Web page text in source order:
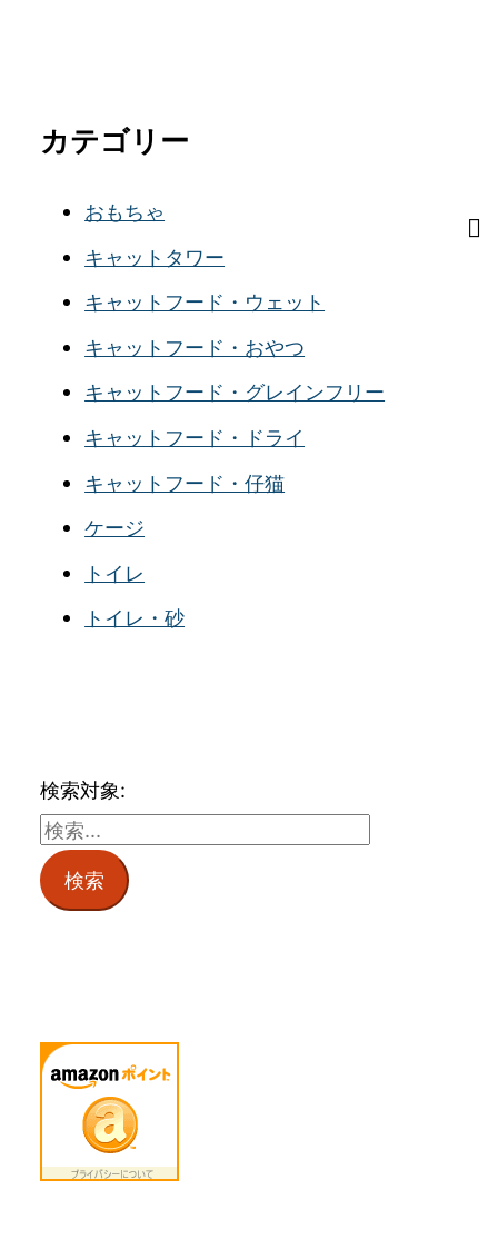
カテゴリー
おもちゃ
キャットタワー
キャットフード・ウェット
キャットフード・おやつ
キャットフード・グレインフリー
キャットフード・ドライ
キャットフード・仔猫
ケージ
トイレ
トイレ・砂
検索対象: